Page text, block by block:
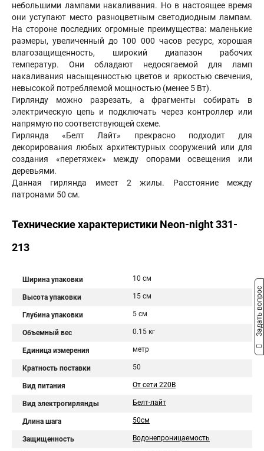
небольшими лампами накаливания. Но в настоящее время
они уступают место разноцветным светодиодным лампам.
На стороне последних огромные преимущества: маленькие
размеры, увеличенный до 100 000 часов ресурс, хорошая
влагозащищенность, широкий диапазон рабочих
температур. Они обладают недосягаемой для ламп
накаливания насыщенностью цветов и яркостью свечения,
невысокой потребляемой мощностью (менее 5 Вт).
Гирлянду можно разрезать, а фрагменты собирать в
электрическую цепь и подключать через контроллер или
напрямую по соответствующей схеме.
Гирлянда «Белт Лайт» прекрасно подходит для
декорирования любых архитектурных сооружений или для
создания «перетяжек» между опорами освещения или
деревьями.
Данная гирлянда имеет 2 жилы. Расстояние между
патронами 50 см.
Технические характеристики Neon-night 331-
213
Ширина упаковки 10 см
Высота упаковки 15 см
Глубина упаковки 5 см
Объемный вес 0.15 кг
Единица измерения метр
Кратность поставки 50
Вид питания От сети 220В
Вид электрогирлянды Белт-лайт
Длина шага 50см
Защищенность Водонепроницаемость
Задать вопрос